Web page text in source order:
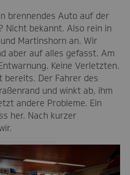
brennendes Auto auf der
Nicht bekannt. Also rein in
Martinshorn an. Wir
aber auf alles gefasst. Am
Keine Verletzten.
bereits. Der Fahrer des
und winkt ab, ihm
andere Probleme. Ein
her. Nach kurzer